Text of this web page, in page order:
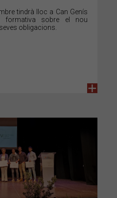
tindrà lloc a Can Genís
formativa sobre el nou
obligacions.
+